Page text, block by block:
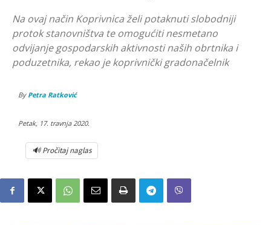
Na ovaj način Koprivnica želi potaknuti slobodniji
protok stanovništva te omogućiti nesmetano
odvijanje gospodarskih aktivnosti naših obrtnika i
poduzetnika, rekao je koprivnički gradonačelnik
By Petra Ratković
Petak, 17. travnja 2020.
🔊 Pročitaj naglas